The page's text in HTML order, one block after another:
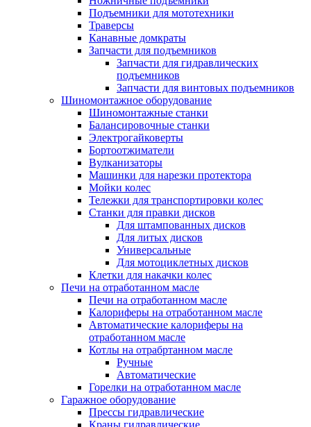
Подъемники для мототехники
Траверсы
Канавные домкраты
Запчасти для подъемников
Запчасти для гидравлических
подъемников
Запчасти для винтовых подъемников
Шиномонтажное оборудование
Шиномонтажные станки
Балансировочные станки
Электрогайковерты
Бортоотжиматели
Вулканизаторы
Машинки для нарезки протектора
Мойки колес
Тележки для транспортировки колес
Станки для правки дисков
Для штампованных дисков
Для литых дисков
Универсальные
Для мотоциклетных дисков
Клетки для накачки колес
Печи на отработанном масле
Печи на отработанном масле
Калориферы на отработанном масле
Автоматические калориферы на
отработанном масле
Котлы на отрабртанном масле
Ручные
Автоматические
Горелки на отработанном масле
Гаражное оборудование
Прессы гидравлические
Краны гидравлические